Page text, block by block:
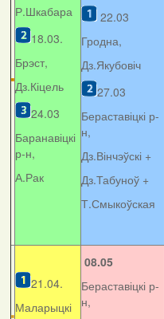
Р.Шкабара
18.03.
Брэст,
Дз.Кіцель
24.03
Баранавіцкі
р-н,
А.Рак
22.03
Гродна,
Дз.Якубовіч
27.03
Бераставіцкі р-
н,
Дз.Вінчэўскі +
Дз.Табуноў +
Т.Смыкоўская
21.04.
Маларыцкі
08.05
Бераставіцкі р-
н,